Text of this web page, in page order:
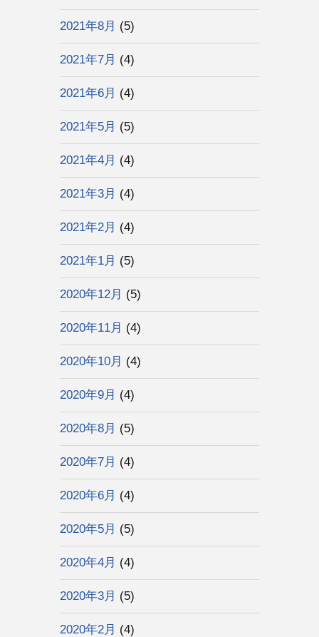
2021年8月 (5)
2021年7月 (4)
2021年6月 (4)
2021年5月 (5)
2021年4月 (4)
2021年3月 (4)
2021年2月 (4)
2021年1月 (5)
2020年12月 (5)
2020年11月 (4)
2020年10月 (4)
2020年9月 (4)
2020年8月 (5)
2020年7月 (4)
2020年6月 (4)
2020年5月 (5)
2020年4月 (4)
2020年3月 (5)
2020年2月 (4)